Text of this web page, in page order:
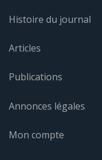
Histoire du journal
Articles
Publications
Annonces légales
Mon compte